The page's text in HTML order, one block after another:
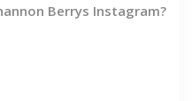
Berrys Instagram?